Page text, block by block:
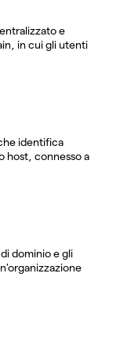
e
in cui gli utenti
identifica
host, connesso a
dominio e gli